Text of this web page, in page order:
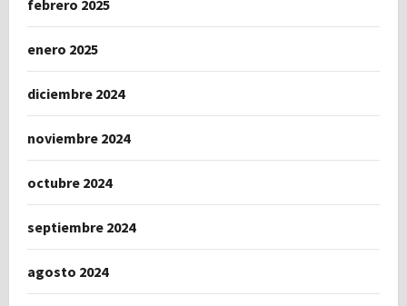
febrero 2025
enero 2025
diciembre 2024
noviembre 2024
octubre 2024
septiembre 2024
agosto 2024